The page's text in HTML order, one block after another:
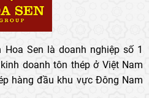
Sen là doanh nghiệp số 1
doanh tôn thép ở Việt Nam
hàng đầu khu vực Đông Nam